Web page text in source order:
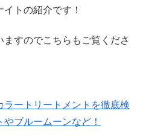
トの紹介です！
すのでこちらもご覧くださ
ラートリートメントを徹底検
ブルームーンなど！